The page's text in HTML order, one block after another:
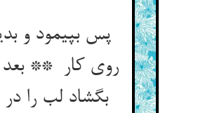
پس بپیمود و
روی کار ** بعد
بگشاد لب را در فشار